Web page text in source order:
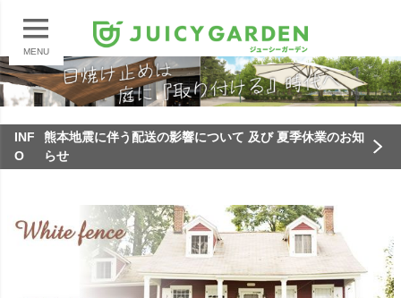
MENU
INF
O
熊本地震に伴う配送の影響について 及び 夏季休業のお知
らせ